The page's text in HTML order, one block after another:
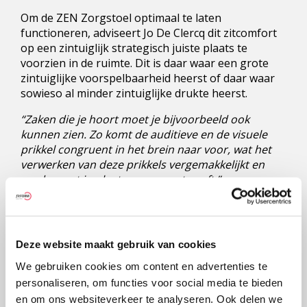
Deze website maakt gebruik van cookies
We gebruiken cookies om content en advertenties te
personaliseren, om functies voor social media te bieden
en om ons websiteverkeer te analyseren. Ook delen we
Om de ZEN Zorgstoel optimaal te laten
functioneren, adviseert Jo De Clercq dit zitcomfort
op een zintuiglijk strategisch juiste plaats te
voorzien in de ruimte. Dit is daar waar een grote
zintuiglijke voorspelbaarheid heerst of daar waar
sowieso al minder zintuiglijke drukte heerst.
“Zaken die je hoort moet je bijvoorbeeld ook
kunnen zien. Zo komt de auditieve en de visuele
prikkel congruent in het brein naar voor, wat het
verwerken van deze prikkels vergemakkelijkt en
eerder rust in plaats van onrust geeft.”
Verder benadrukt hij dat de stoel in elke fase van
dementie toepasbaar is.
“Ook als mensen met meer gevorderde dementie
niet meer kunnen stappen en steunen, kan de ZEN
Zorgstoel zorgen voor een zintuiglijk
geïnformeerde positionering.”